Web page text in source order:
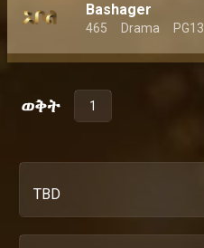
Bashager
465 Drama PG13
ወቅት 1
TBD